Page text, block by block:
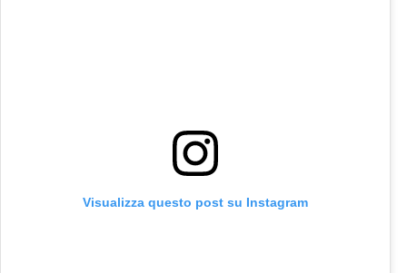
Visualizza questo post su Instagram